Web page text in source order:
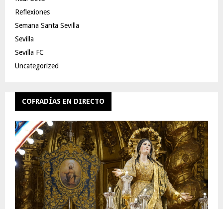
Reflexiones
Semana Santa Sevilla
Sevilla
Sevilla FC
Uncategorized
COFRADÍAS EN DIRECTO